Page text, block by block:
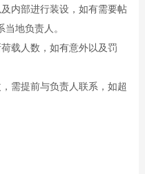
内部进行装设，如有需要帖
地负责人。
载人数，如有意外以及罚
需提前与负责人联系，如超